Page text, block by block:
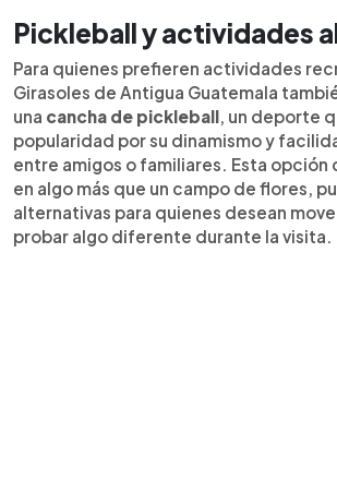
Pickleball y actividades
Para quienes prefieren actividades
Girasoles de Antigua Guatemala
una cancha de pickleball, un deporte
popularidad por su dinamismo y
entre amigos o familiares. Esta opción
en algo más que un campo de flores,
alternativas para quienes desean
probar algo diferente durante la visita.